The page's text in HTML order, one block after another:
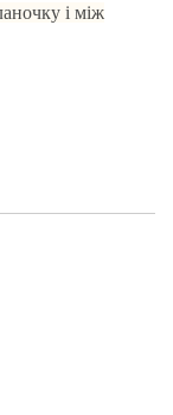
і між